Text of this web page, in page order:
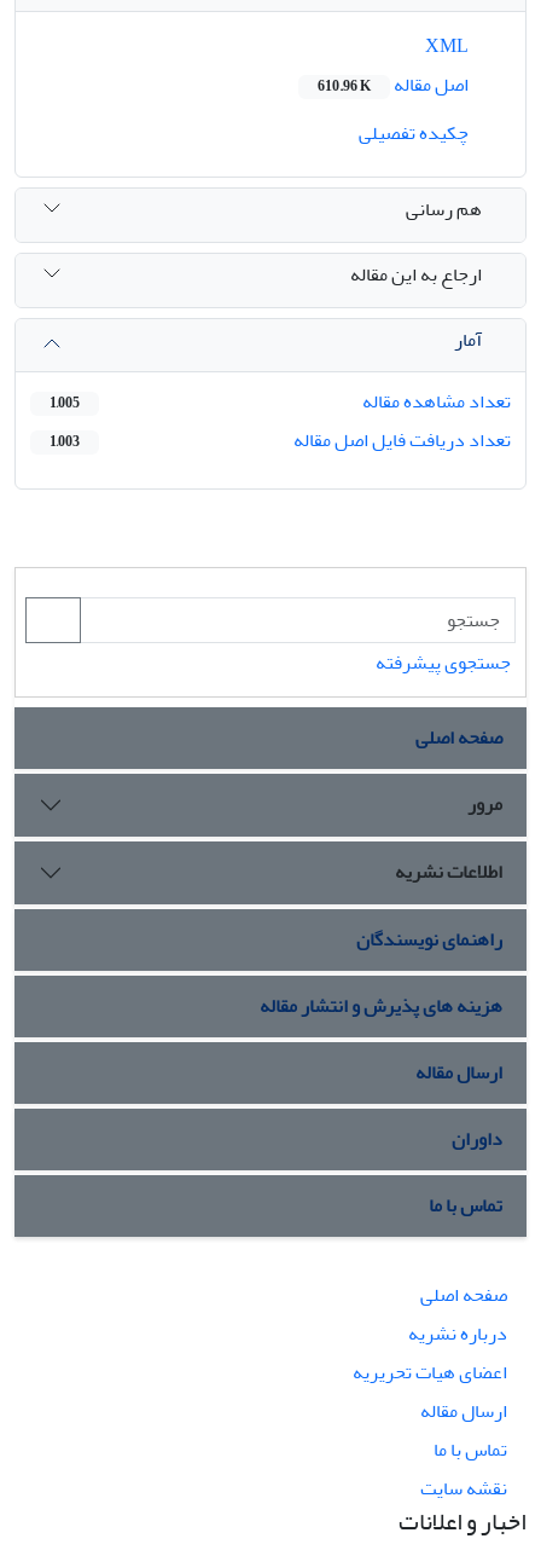
اصل مقاله
610.96 K
چکیده تفصیلی
هم رسانی
ارجاع به این مقاله
آمار
تعداد مشاهده مقاله
1,005
تعداد دریافت فایل اصل مقاله 1,003
جستجوی پیشرفته
صفحه اصلی
مرور
اطلاعات نشریه
راهنمای نویسندگان
هزینه های پذیرش و انتشار مقاله
ارسال مقاله
داوران
تماس با ما
صفحه اصلی
درباره نشریه
اعضای هیات تحریریه
ارسال مقاله
تماس با ما
نقشه سایت
اخبار و اعلانات